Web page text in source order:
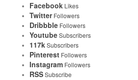
Facebook Likes
Twitter Followers
Dribbble Followers
YoutubeSubscribers
117kSubscribers
Pinterest Followers
Instagram Followers
RSSSubscribe